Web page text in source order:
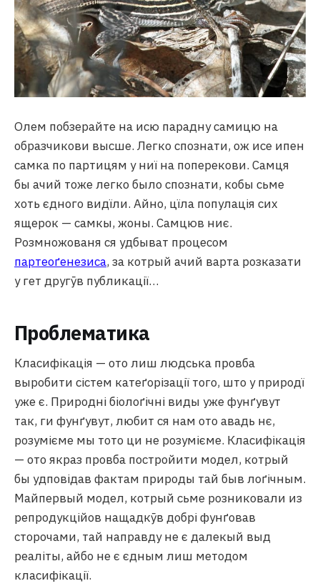
Олем побзерайте на исю парадну самицю на
образчикови высше. Легко спознати, ож исе ипен
самка по партицям у ниї на поперекови. Самця
бы ачий тоже легко было спознати, кобы сьме
хоть єдного видїли. Айно, цїла популація сих
ящерок — самкы, жоны. Самцюв ниє.
Розмножованя ся удбыват процесом
партеоґенезиса, за котрый ачий варта розказати
у гет другӯв публикації…
Проблематика
Класифікація — ото лиш людська провба
выробити сістем катеґорізації того, што у природї
уже є. Природні біолоґічні виды уже фунґувут
так, ги фунґувут, любит ся нам ото авадь нє,
розумієме мы тото ци не розумієме. Класифікація
— ото якраз провба постройити модел, котрый
бы удповідав фактам природы тай быв лоґічным.
Майпервый модел, котрый сьме розниковали из
репродукційов нащадкӯв добрі фунґовав
сторочами, тай направду не є далекый выд
реаліты, айбо не є єдным лиш методом
класифікації.